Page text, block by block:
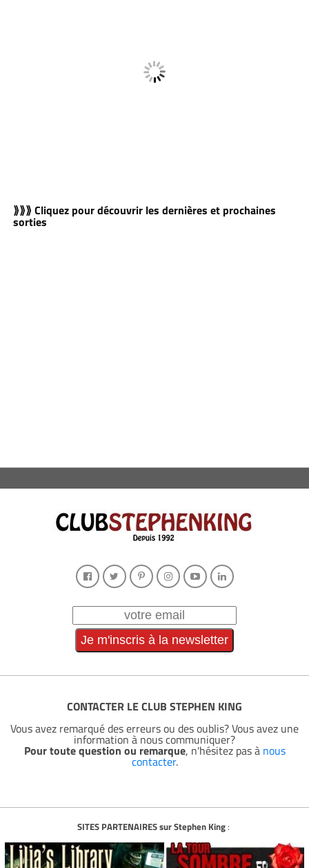
⟫⟫⟫ Cliquez pour découvrir les dernières et prochaines
sorties
CONTACTER LE CLUB STEPHEN KING
Vous avez remarqué des erreurs ou des oublis? Vous avez une
information à nous communiquer?
Pour toute question ou remarque, n'hésitez pas à nous
contacter.
SITES PARTENAIRES sur Stephen King: